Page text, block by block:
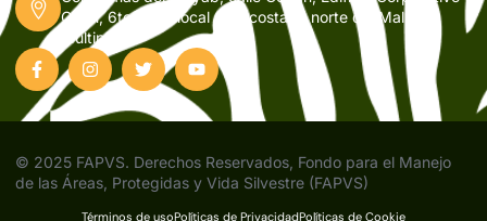
Orión, 6to nivel, local 601, costado norte del Mall
Multiplaza
© 2025 FAPVS. Derechos Reservados, Fondo para el Manejo
de las Áreas, Protegidas y Vida Silvestre (FAPVS)
Términos de usoPolíticas de PrivacidadPolíticas de Cookie